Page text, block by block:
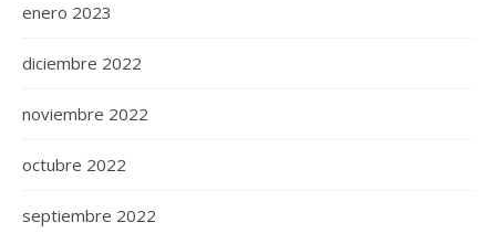
enero 2023
diciembre 2022
noviembre 2022
octubre 2022
septiembre 2022